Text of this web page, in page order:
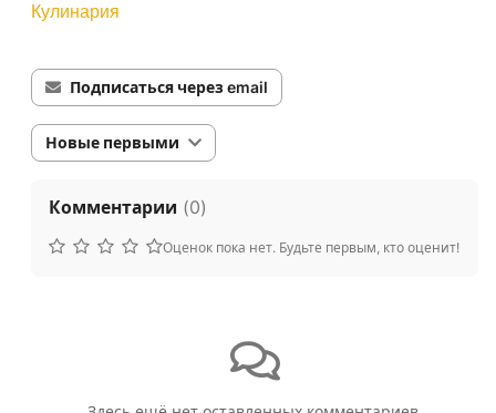
Кулинария
Подписаться через email
Новые первыми
Комментарии (0)
Оценок пока нет. Будьте первым, кто оценит!